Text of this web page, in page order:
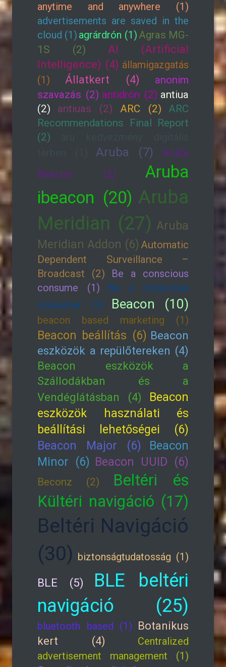
anytime and anywhere (1)
advertisements are saved in the
cloud (1) agrárdrón (1) Agras MG-
1S (2)
AI (Artificial
Intelligence) (4) államigazgatás
(1)
Állatkert (4)
anonim
szavazás (2) antidrón (2) antiua
(2)
antiuas (2) ARC (2)
ARC
Recommendations Final Report
(2)
Aruba (7)
Aruba
Beacon (2)
Aruba
ibeacon (20) Aruba
Meridian (27) Aruba
Meridian Addon (6) Automatic
Dependent Surveillance –
Broadcast (2)
Be a conscious
consume (1)
Be a conscious
consumer (1)
Beacon (10)
beacon based marketing (1)
Beacon beállítás (6) Beacon
eszközök a repülőtereken (4)
Beacon eszközök a
Szállodákban és a
Vendéglátásban (4)
Beacon
eszközök használati és
beállítási lehetőségei (6)
Beacon Major (6)
Beacon
Minor (6) Beacon UUID (6)
Beconz (2)
Beltéri és
Kültéri navigáció (17)
Beltéri Navigáció
(30) biztonságtudatosság (1)
BLE (5)
BLE beltéri
navigáció (25)
bluetooth based (1) Botanikus
kert (4)
Centralized
advertisement management (1)